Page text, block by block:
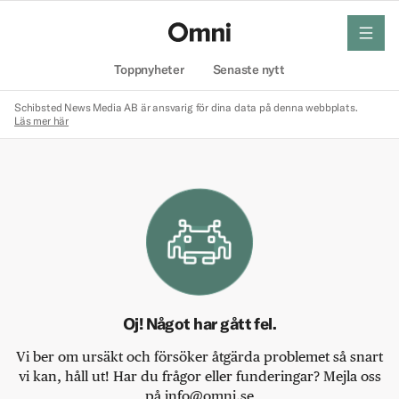
Toppnyheter Senaste nytt
meny
Schibsted News Media AB är ansvarig för dina data på denna webbplats.
Läs mer här
Oj! Något har gått fel.
Vi ber om ursäkt och försöker åtgärda problemet så snart
vi kan, håll ut! Har du frågor eller funderingar? Mejla oss